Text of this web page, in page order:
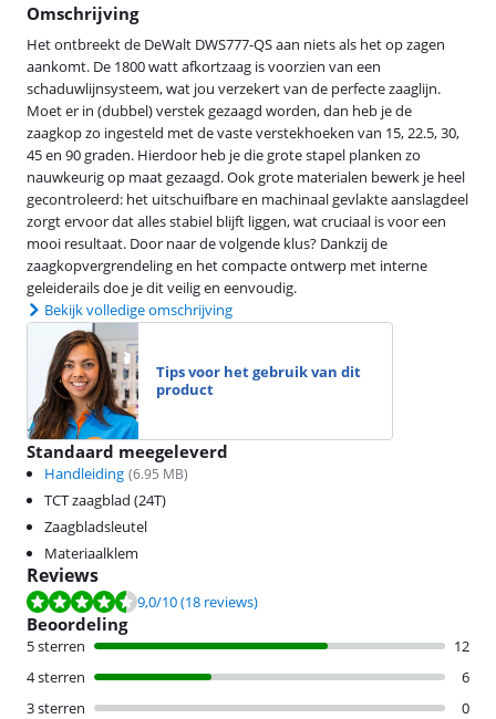
Omschrijving
Het ontbreekt de DeWalt DWS777-QS aan niets als het op zagen
aankomt. De 1800 watt afkortzaag is voorzien van een
schaduwlijnsysteem, wat jou verzekert van de perfecte zaaglijn.
Moet er in (dubbel) verstek gezaagd worden, dan heb je de
zaagkop zo ingesteld met de vaste verstekhoeken van 15, 22.5, 30,
45 en 90 graden. Hierdoor heb je die grote stapel planken zo
nauwkeurig op maat gezaagd. Ook grote materialen bewerk je heel
gecontroleerd: het uitschuifbare en machinaal gevlakte aanslagdeel
zorgt ervoor dat alles stabiel blijft liggen, wat cruciaal is voor een
mooi resultaat. Door naar de volgende klus? Dankzij de
zaagkopvergrendeling en het compacte ontwerp met interne
geleiderails doe je dit veilig en eenvoudig.
Bekijk volledige omschrijving
Tips voor het gebruik van dit
product
Standaard meegeleverd
Handleiding (6.95 MB)
TCT zaagblad (24T)
Zaagbladsleutel
Materiaalklem
Reviews
Beoordeling is 9,0 van de 10, gebaseerd op 18 reviews.
9,0/10(18 reviews)
Beoordeling
5 sterren
12
4 sterren
6
3 sterren
0